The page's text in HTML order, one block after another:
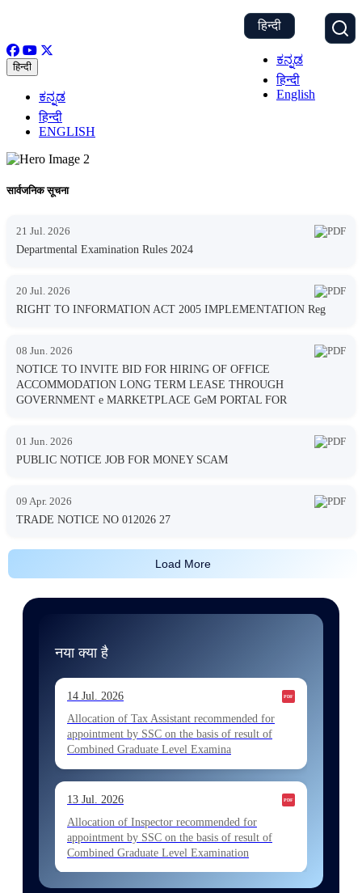
हिन्दी
ಕನ್ನಡ
हिन्दी
English
हिन्दी
ಕನ್ನಡ
हिन्दी
ENGLISH
सार्वजनिक सूचना
21 Jul. 2026
Departmental Examination Rules 2024
20 Jul. 2026
RIGHT TO INFORMATION ACT 2005 IMPLEMENTATION Reg
08 Jun. 2026
NOTICE TO INVITE BID FOR HIRING OF OFFICE
ACCOMMODATION LONG TERM LEASE THROUGH
GOVERNMENT e MARKETPLACE GeM PORTAL FOR
01 Jun. 2026
PUBLIC NOTICE JOB FOR MONEY SCAM
09 Apr. 2026
TRADE NOTICE NO 012026 27
Load More
नया क्या है
14 Jul. 2026
Allocation of Tax Assistant recommended for
appointment by SSC on the basis of result of
Combined Graduate Level Examina
13 Jul. 2026
Allocation of Inspector recommended for
appointment by SSC on the basis of result of
Combined Graduate Level Examination